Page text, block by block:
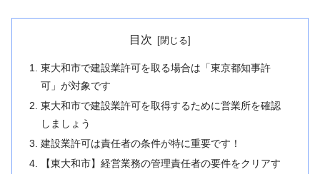
目次
東大和市で建設業許可を取る場合は「東京都知事許
可」が対象です
東大和市で建設業許可を取得するために営業所を確認
しましょう
建設業許可は責任者の条件が特に重要です！
【東大和市】経営業務の管理責任者の要件をクリアす